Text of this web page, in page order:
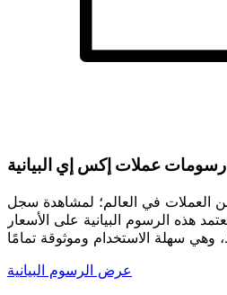
رسومات عملات إكس إي البيانية
العملات في العالم؛ لمشاهدة سجل
هذه الرسوم البيانية على الأسعار
عرض الرسوم البيانية